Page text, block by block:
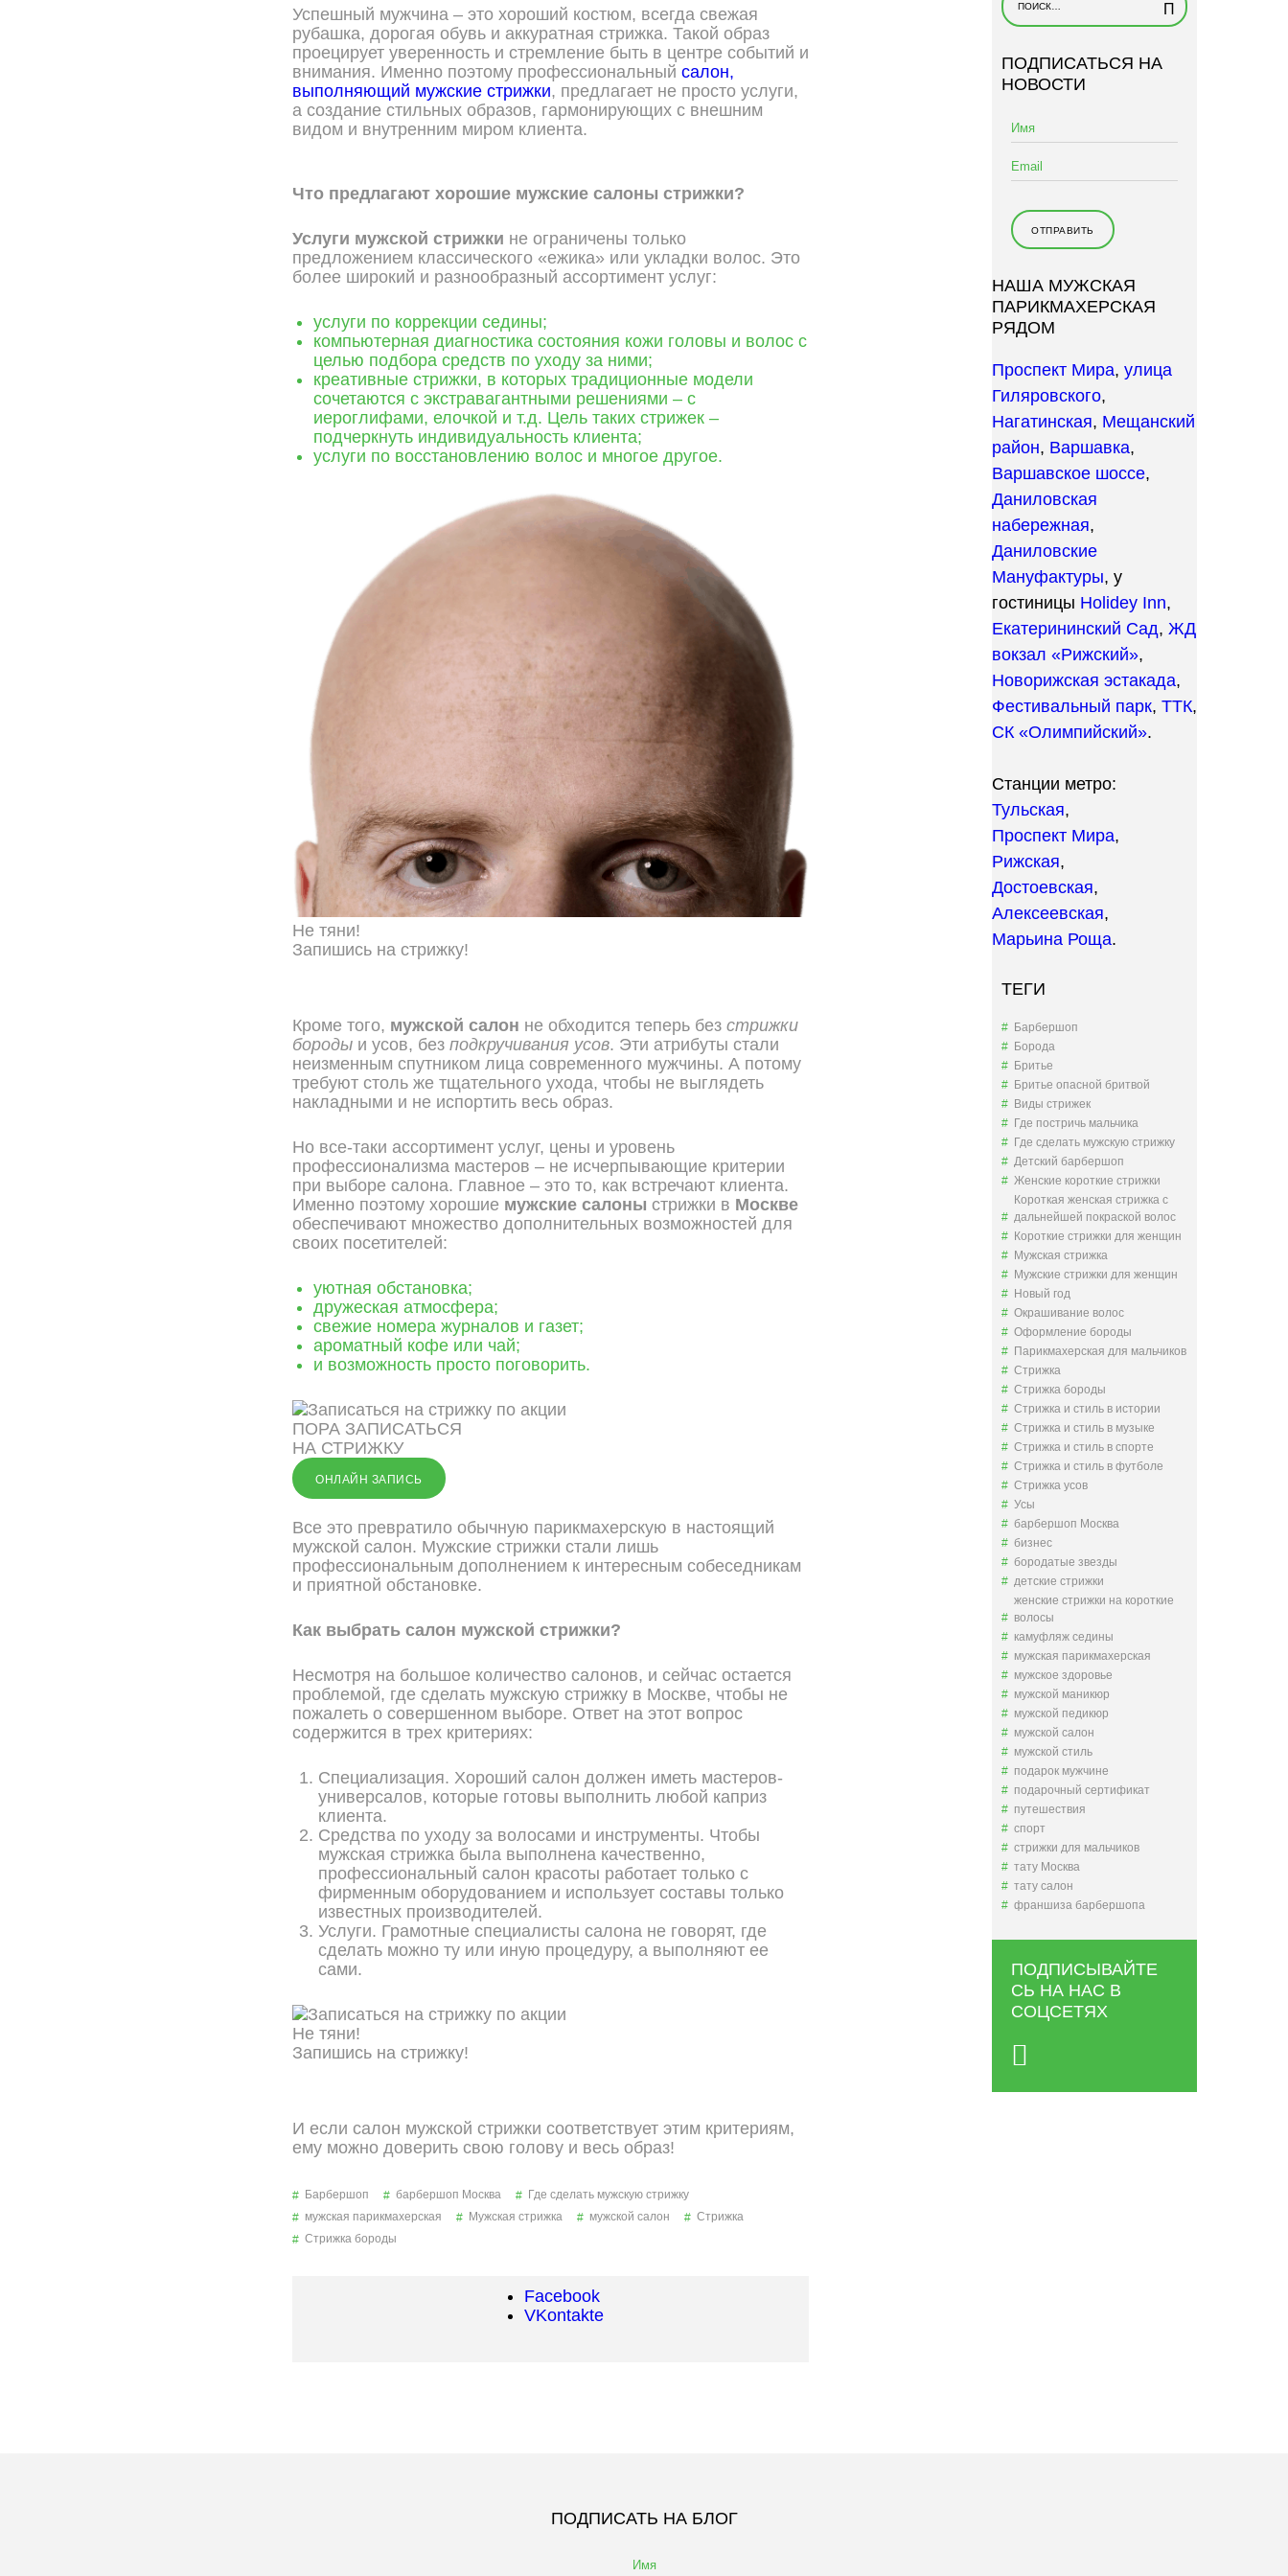
Успешный мужчина – это хороший костюм, всегда свежая
рубашка, дорогая обувь и аккуратная стрижка. Такой образ
проецирует уверенность и стремление быть в центре событий и
внимания. Именно поэтому профессиональный салон,
выполняющий мужские стрижки, предлагает не просто услуги,
а создание стильных образов, гармонирующих с внешним
видом и внутренним миром клиента.
Что предлагают хорошие мужские салоны стрижки?
Услуги мужской стрижки не ограничены только
предложением классического «ежика» или укладки волос. Это
более широкий и разнообразный ассортимент услуг:
услуги по коррекции седины;
компьютерная диагностика состояния кожи головы и волос с
целью подбора средств по уходу за ними;
креативные стрижки, в которых традиционные модели
сочетаются с экстравагантными решениями – с
иероглифами, елочкой и т.д. Цель таких стрижек –
подчеркнуть индивидуальность клиента;
услуги по восстановлению волос и многое другое.
Не тяни!
Запишись на стрижку!
Кроме того, мужской салон не обходится теперь без стрижки
бороды и усов, без подкручивания усов. Эти атрибуты стали
неизменным спутником лица современного мужчины. А потому
требуют столь же тщательного ухода, чтобы не выглядеть
накладными и не испортить весь образ.
Но все-таки ассортимент услуг, цены и уровень
профессионализма мастеров – не исчерпывающие критерии
при выборе салона. Главное – это то, как встречают клиента.
Именно поэтому хорошие мужские салоны стрижки в Москве
обеспечивают множество дополнительных возможностей для
своих посетителей:
уютная обстановка;
дружеская атмосфера;
свежие номера журналов и газет;
ароматный кофе или чай;
и возможность просто поговорить.
ПОРА ЗАПИСАТЬСЯ
НА СТРИЖКУ
ОНЛАЙН ЗАПИСЬ
Все это превратило обычную парикмахерскую в настоящий
мужской салон. Мужские стрижки стали лишь
профессиональным дополнением к интересным собеседникам
и приятной обстановке.
Как выбрать салон мужской стрижки?
Несмотря на большое количество салонов, и сейчас остается
проблемой, где сделать мужскую стрижку в Москве, чтобы не
пожалеть о совершенном выборе. Ответ на этот вопрос
содержится в трех критериях:
Специализация. Хороший салон должен иметь мастеров-
универсалов, которые готовы выполнить любой каприз
клиента.
Средства по уходу за волосами и инструменты. Чтобы
мужская стрижка была выполнена качественно,
профессиональный салон красоты работает только с
фирменным оборудованием и использует составы только
известных производителей.
Услуги. Грамотные специалисты салона не говорят, где
сделать можно ту или иную процедуру, а выполняют ее
сами.
Не тяни!
Запишись на стрижку!
И если салон мужской стрижки соответствует этим критериям,
ему можно доверить свою голову и весь образ!
Барбершоп барбершоп Москва
Где сделать мужскую стрижку
мужская парикмахерская
Мужская стрижка мужской салон
Стрижка
Стрижка бороды
Facebook
VKontakte
а
т
ПОДПИСАТЬСЯ НА
НОВОСТИ
НАША МУЖСКАЯ
ПАРИКМАХЕРСКАЯ
РЯДОМ
Проспект Мира, улица
Гиляровского,
Нагатинская, Мещанский
район, Варшавка,
Варшавское шоссе,
Даниловская
набережная,
Даниловские
Мануфактуры, у
гостиницы Holidey Inn,
Екатерининский Сад, ЖД
вокзал «Рижский»,
Новорижская эстакада,
Фестивальный парк, ТТК,
СК «Олимпийский».
Станции метро:
Тульская,
Проспект Мира,
Рижская,
Достоевская,
Алексеевская,
Марьина Роща.
ТЕГИ
Барбершоп
Борода
Бритье
Бритье опасной бритвой
Виды стрижек
Где постричь мальчика
Где сделать мужскую стрижку
Детский барбершоп
Женские короткие стрижки
Короткая женская стрижка с
дальнейшей покраской волос
Короткие стрижки для женщин
Мужская стрижка
Мужские стрижки для женщин
Новый год
Окрашивание волос
Оформление бороды
Парикмахерская для мальчиков
Стрижка
Стрижка бороды
Стрижка и стиль в истории
Стрижка и стиль в музыке
Стрижка и стиль в спорте
Стрижка и стиль в футболе
Стрижка усов
Усы
барбершоп Москва
бизнес
бородатые звезды
детские стрижки
женские стрижки на короткие
волосы
камуфляж седины
мужская парикмахерская
мужское здоровье
мужской маникюр
мужской педикюр
мужской салон
мужской стиль
подарок мужчине
подарочный сертификат
путешествия
спорт
стрижки для мальчиков
тату Москва
тату салон
франшиза барбершопа
ПОДПИСЫВАЙТЕ
СЬ НА НАС В
СОЦСЕТЯХ
ПОДПИСАТЬ НА БЛОГ